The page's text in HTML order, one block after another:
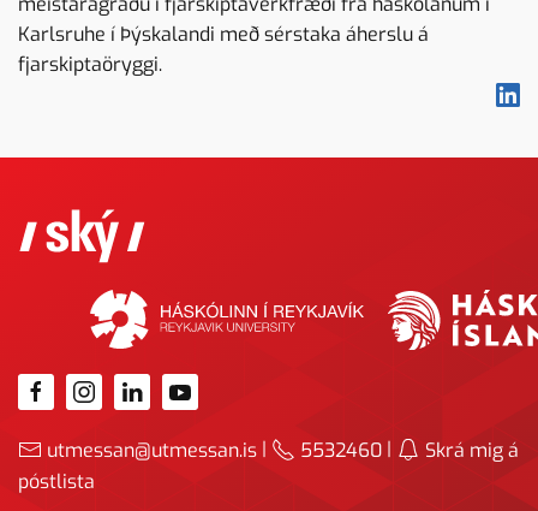
Karlsruhe í Þýskalandi með sérstaka áherslu á
fjarskiptaöryggi.
utmessan@utmessan.is | 5532460 |
Skrá mig á
póstlista